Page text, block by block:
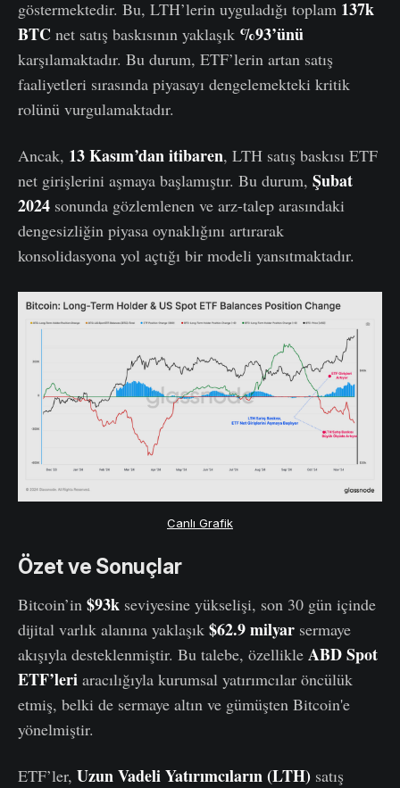
göstermektedir. Bu, LTH’lerin uyguladığı toplam 137k
BTC net satış baskısının yaklaşık %93’ünü
karşılamaktadır. Bu durum, ETF’lerin artan satış
faaliyetleri sırasında piyasayı dengelemekteki kritik
rolünü vurgulamaktadır.
Ancak, 13 Kasım’dan itibaren, LTH satış baskısı ETF
net girişlerini aşmaya başlamıştır. Bu durum, Şubat
2024 sonunda gözlemlenen ve arz-talep arasındaki
dengesizliğin piyasa oynaklığını artırarak
konsolidasyona yol açtığı bir modeli yansıtmaktadır.
Canlı Grafik
Özet ve Sonuçlar
Bitcoin’in $93k seviyesine yükselişi, son 30 gün içinde
dijital varlık alanına yaklaşık $62.9 milyar sermaye
akışıyla desteklenmiştir. Bu talebe, özellikle ABD Spot
ETF’leri aracılığıyla kurumsal yatırımcılar öncülük
etmiş, belki de sermaye altın ve gümüşten Bitcoin'e
yönelmiştir.
ETF’ler, Uzun Vadeli Yatırımcıların (LTH) satış